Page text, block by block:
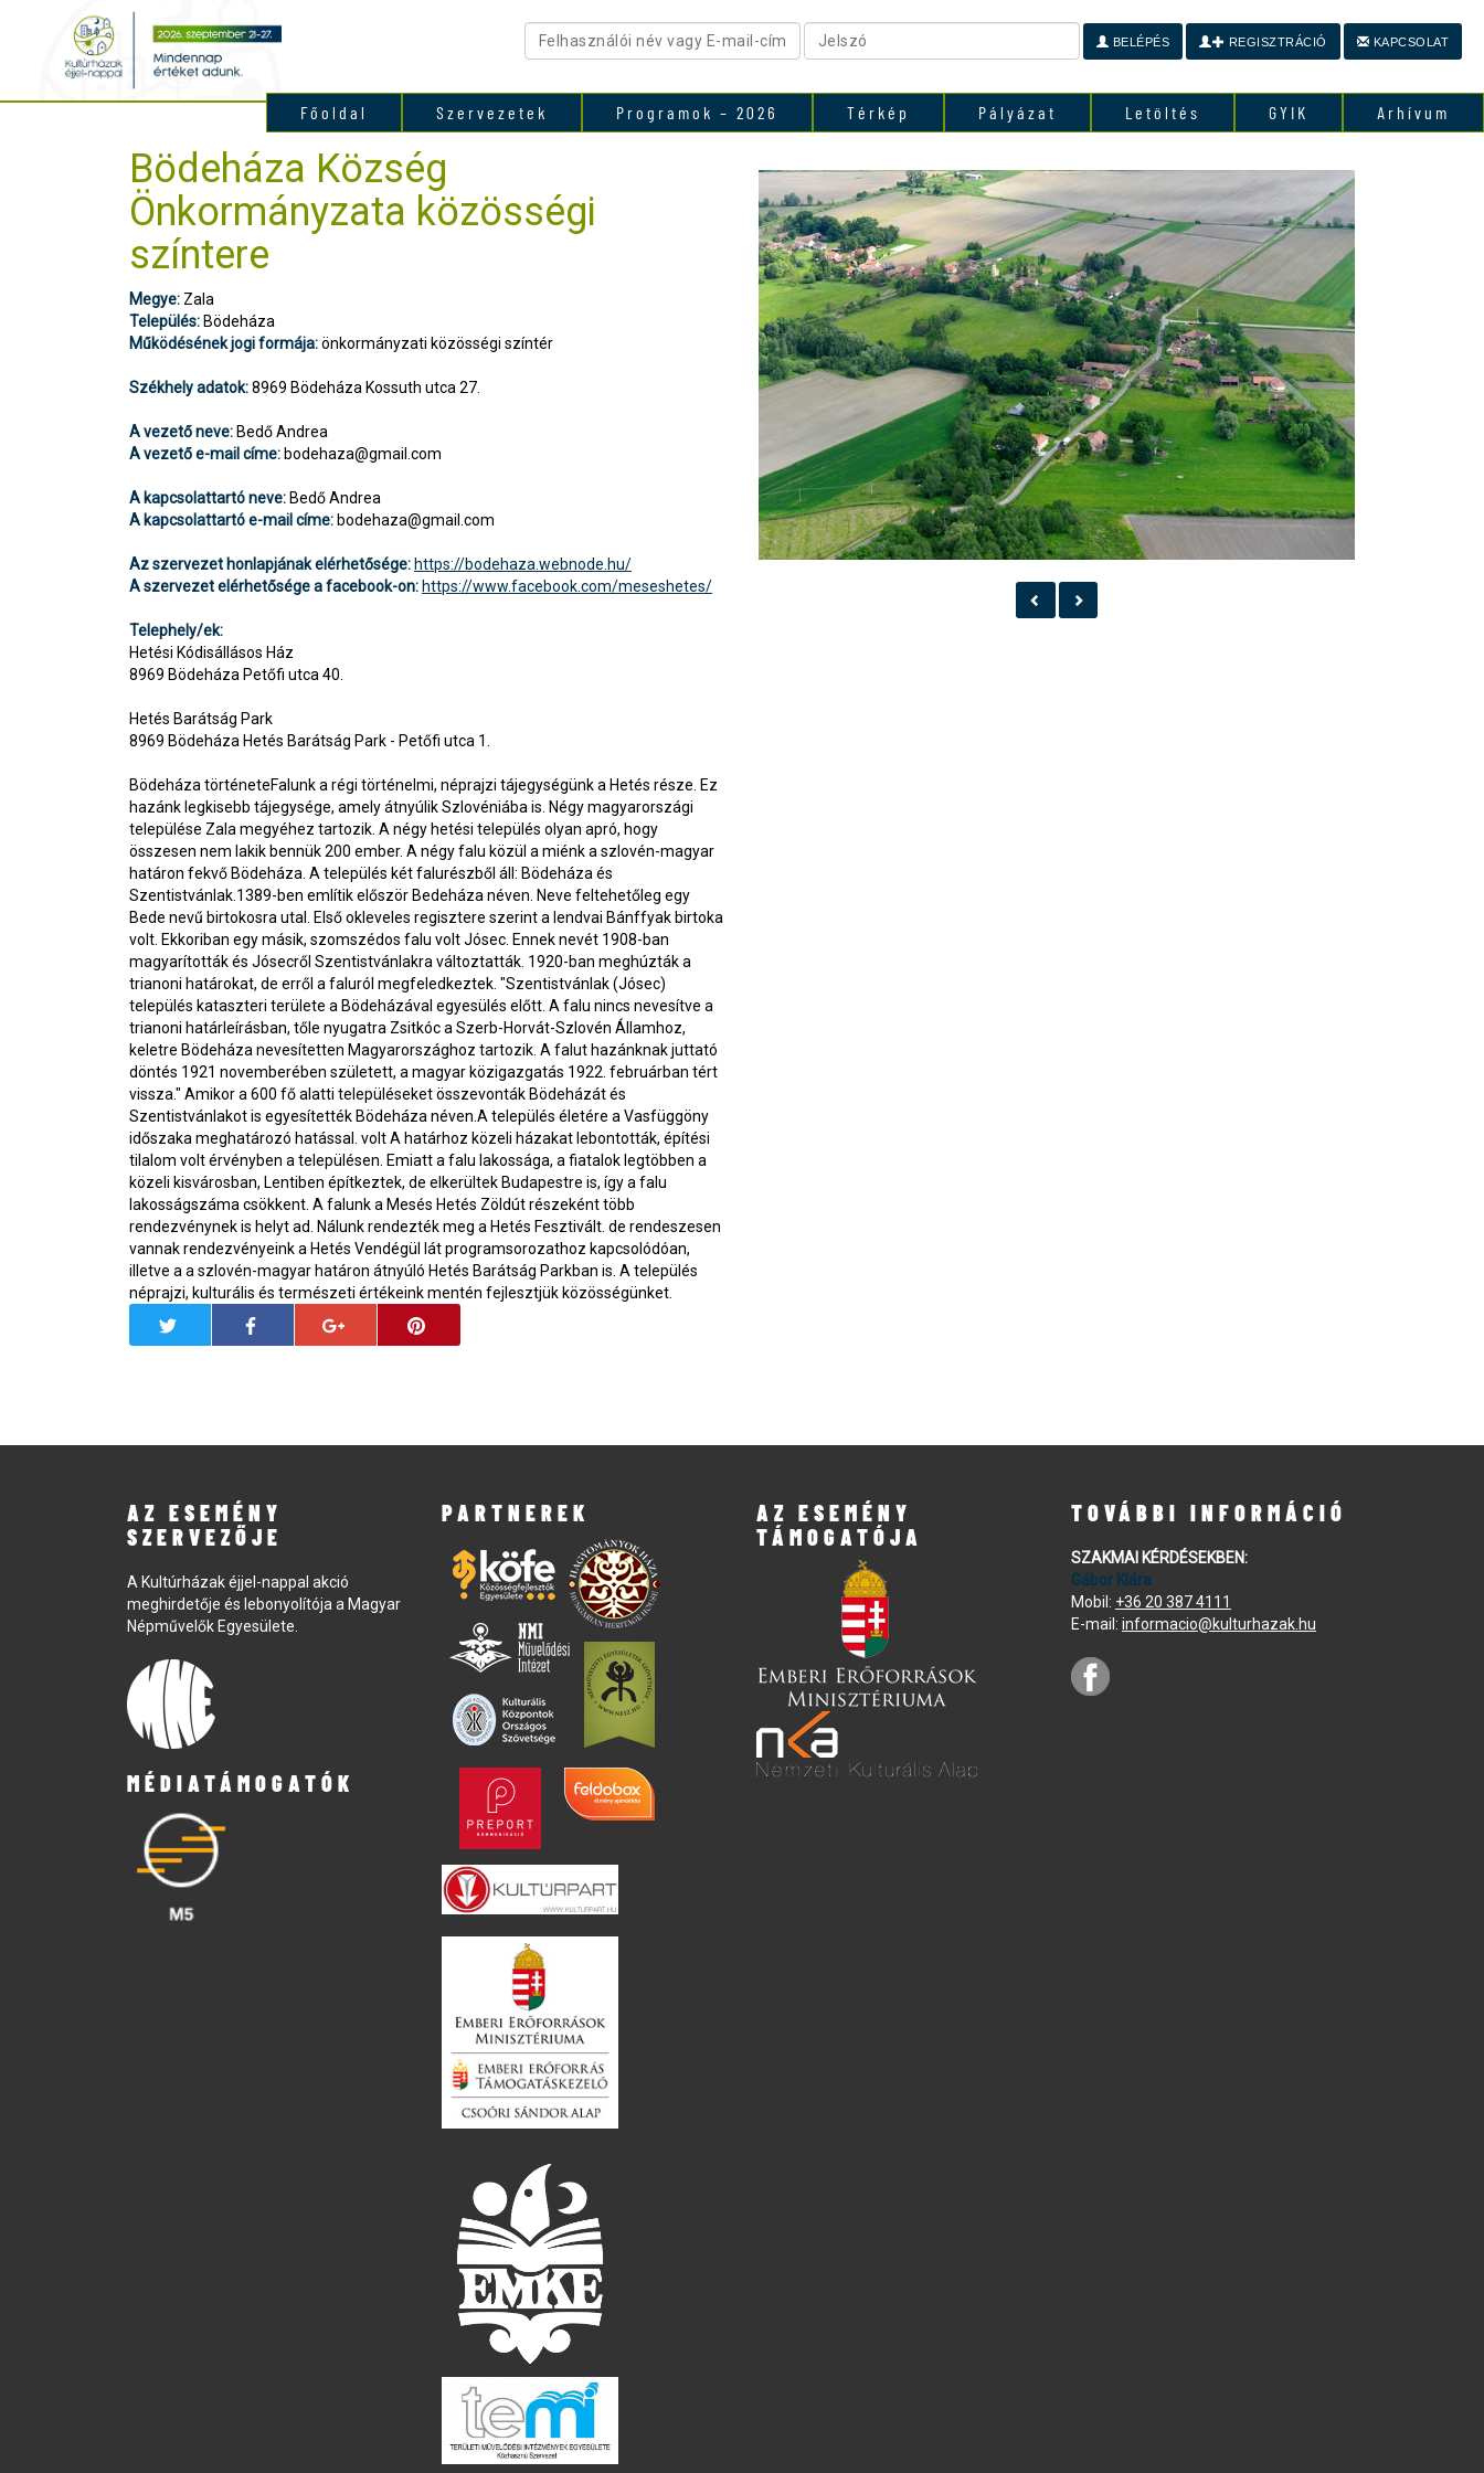
Főoldal Szervezetek Programok – 2026 Térkép Pályázat Letöltés GYIK Arhívum
BELÉPÉS REGISZTRÁCIÓ KAPCSOLAT
Bödeháza Község
Önkormányzata közösségi
színtere
Megye: Zala
Település: Bödeháza
Működésének jogi formája:önkormányzati közösségi színtér
Székhely adatok:8969 Bödeháza Kossuth utca 27.
A vezető neve: Bedő Andrea
A vezető e-mail címe: bodehaza@gmail.com
A kapcsolattartó neve: Bedő Andrea
A kapcsolattartó e-mail címe: bodehaza@gmail.com
Az szervezet honlapjának elérhetősége: https://bodehaza.webnode.hu/
A szervezet elérhetősége a facebook-on: https://www.facebook.com/meseshetes/
Telephely/ek:
Hetési Kódisállásos Ház
8969 Bödeháza Petőfi utca 40.
Hetés Barátság Park
8969 Bödeháza Hetés Barátság Park - Petőfi utca 1.
Bödeháza történeteFalunk a régi történelmi, néprajzi tájegységünk a Hetés része. Ez
hazánk legkisebb tájegysége, amely átnyúlik Szlovéniába is. Négy magyarországi
települése Zala megyéhez tartozik. A négy hetési település olyan apró, hogy
összesen nem lakik bennük 200 ember. A négy falu közül a miénk a szlovén-magyar
határon fekvő Bödeháza. A település két falurészből áll: Bödeháza és
Szentistvánlak.1389-ben említik először Bedeháza néven. Neve feltehetőleg egy
Bede nevű birtokosra utal. Első okleveles regisztere szerint a lendvai Bánffyak birtoka
volt. Ekkoriban egy másik, szomszédos falu volt Jósec. Ennek nevét 1908-ban
magyarították és Jósecről Szentistvánlakra változtatták. 1920-ban meghúzták a
trianoni határokat, de erről a faluról megfeledkeztek. "Szentistvánlak (Jósec)
település kataszteri területe a Bödeházával egyesülés előtt. A falu nincs nevesítve a
trianoni határleírásban, tőle nyugatra Zsitkóc a Szerb-Horvát-Szlovén Államhoz,
keletre Bödeháza nevesítetten Magyarországhoz tartozik. A falut hazánknak juttató
döntés 1921 novemberében született, a magyar közigazgatás 1922. februárban tért
vissza." Amikor a 600 fő alatti településeket összevonták Bödeházát és
Szentistvánlakot is egyesítették Bödeháza néven.A település életére a Vasfüggöny
időszaka meghatározó hatással. volt A határhoz közeli házakat lebontották, építési
tilalom volt érvényben a településen. Emiatt a falu lakossága, a fiatalok legtöbben a
közeli kisvárosban, Lentiben építkeztek, de elkerültek Budapestre is, így a falu
lakosságszáma csökkent. A falunk a Mesés Hetés Zöldút részeként több
rendezvénynek is helyt ad. Nálunk rendezték meg a Hetés Fesztivált. de rendeszesen
vannak rendezvényeink a Hetés Vendégül lát programsorozathoz kapcsolódóan,
illetve a a szlovén-magyar határon átnyúló Hetés Barátság Parkban is. A település
néprajzi, kulturális és természeti értékeink mentén fejlesztjük közösségünket.
AZ ESEMÉNY
SZERVEZŐJE
A Kultúrházak éjjel-nappal akció
meghirdetője és lebonyolítója a Magyar
Népművelők Egyesülete.
MÉDIATÁMOGATÓK
PARTNEREK
AZ ESEMÉNY
TÁMOGATÓJA
TOVÁBBI INFORMÁCIÓ
SZAKMAI KÉRDÉSEKBEN:
Gábor Klára
Mobil: +36 20 387 4111
E-mail: informacio@kulturhazak.hu